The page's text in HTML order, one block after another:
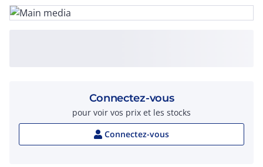
Connectez-vous
pour voir vos prix et les stocks
Connectez-vous